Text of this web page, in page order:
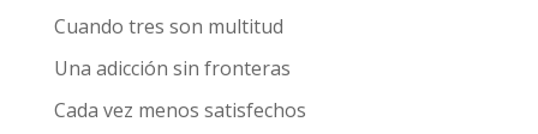
Cuando tres son multitud
Una adicción sin fronteras
Cada vez menos satisfechos